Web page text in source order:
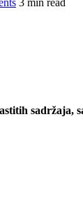
3 min read
sadržaja,